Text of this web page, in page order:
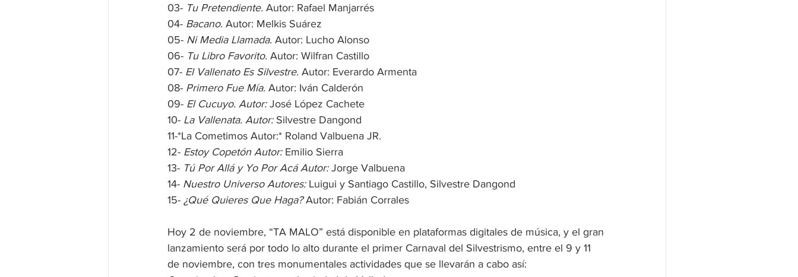
03- Tu Pretendiente. Autor: Rafael Manjarrés
04- Bacano. Autor: Melkis Suárez
05- Ni Media Llamada. Autor: Lucho Alonso
06- Tu Libro Favorito. Autor: Wilfran Castillo
07- El Vallenato Es Silvestre. Autor: Everardo Armenta
08- Primero Fue Mía. Autor: Iván Calderón
09- El Cucuyo. Autor: José López Cachete
10- La Vallenata. Autor: Silvestre Dangond
11-*La Cometimos Autor:* Roland Valbuena JR.
12- Estoy Copetón Autor: Emilio Sierra
13- Tú Por Allá y Yo Por Acá Autor: Jorge Valbuena
14- Nuestro Universo Autores: Luigui y Santiago Castillo, Silvestre Dangond
15- ¿Qué Quieres Que Haga? Autor: Fabián Corrales
Hoy 2 de noviembre, “TA MALO” está disponible en plataformas digitales de música, y el gran
lanzamiento será por todo lo alto durante el primer Carnaval del Silvestrismo, entre el 9 y 11
de noviembre, con tres monumentales actividades que se llevarán a cabo así: